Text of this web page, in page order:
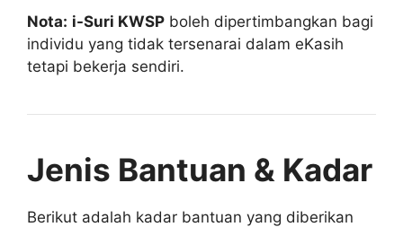
Nota: i-Suri KWSP boleh dipertimbangkan bagi
individu yang tidak tersenarai dalam eKasih
tetapi bekerja sendiri.
Jenis Bantuan & Kadar
Berikut adalah kadar bantuan yang diberikan